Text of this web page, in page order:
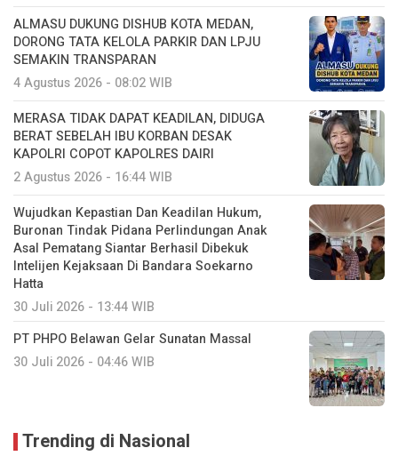
ALMASU DUKUNG DISHUB KOTA MEDAN,
DORONG TATA KELOLA PARKIR DAN LPJU
SEMAKIN TRANSPARAN
4 Agustus 2026 - 08:02 WIB
MERASA TIDAK DAPAT KEADILAN, DIDUGA
BERAT SEBELAH IBU KORBAN DESAK
KAPOLRI COPOT KAPOLRES DAIRI
2 Agustus 2026 - 16:44 WIB
Wujudkan Kepastian Dan Keadilan Hukum,
Buronan Tindak Pidana Perlindungan Anak
Asal Pematang Siantar Berhasil Dibekuk
Intelijen Kejaksaan Di Bandara Soekarno
Hatta
30 Juli 2026 - 13:44 WIB
PT PHPO Belawan Gelar Sunatan Massal
30 Juli 2026 - 04:46 WIB
Trending di Nasional